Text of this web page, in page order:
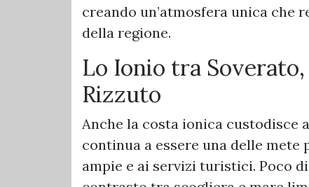
creando un’atmosfera unica che
della regione.
Lo Ionio tra
Rizzuto
Anche la costa ionica custodisce
continua a essere una delle mete
ampie e ai servizi turistici. Poco